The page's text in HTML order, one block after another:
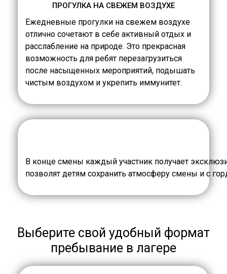
ПРОГУЛКА НА СВЕЖЕМ ВОЗДУХЕ
Ежедневные прогулки на свежем воздухе
отлично сочетают в себе активный отдых и
расслабление на природе. Это прекрасная
возможность для ребят перезагрузиться
после насыщенных мероприятий, подышать
чистым воздухом и укрепить иммунитет.
В конце смены каждый участник получает
позволят детям сохранить атмосферу смены и с
Выберите свой удобный формат
пребывание в лагере